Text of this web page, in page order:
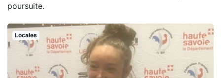
poursuite.
Locales